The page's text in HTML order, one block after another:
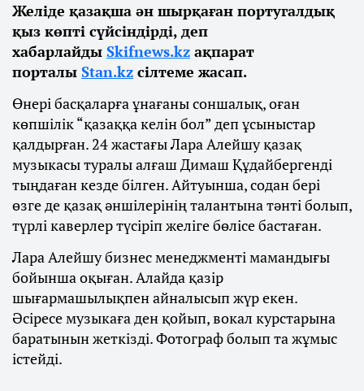
Желіде қазақша ән шырқаған португалдық
қыз көпті сүйсіндірді, деп
хабарлайды Skifnews.kz ақпарат
порталы Stan.kz сілтеме жасап.
Өнері басқаларға ұнағаны соншалық, оған
көпшілік “қазаққа келін бол” деп ұсыныстар
қалдырған. 24 жастағы Лара Алейшу қазақ
музыкасы туралы алғаш Димаш Құдайбергенді
тыңдаған кезде білген. Айтуынша, содан бері
өзге де қазақ әншілерінің талантына тәнті болып,
түрлі каверлер түсіріп желіге бөлісе бастаған.
Лара Алейшу бизнес менеджменті мамандығы
бойынша оқыған. Алайда қазір
шығармашылықпен айналысып жүр екен.
Әсіресе музыкаға ден қойып, вокал курстарына
баратынын жеткізді. Фотограф болып та жұмыс
істейді.